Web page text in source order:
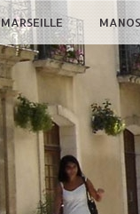
MARSEILLE